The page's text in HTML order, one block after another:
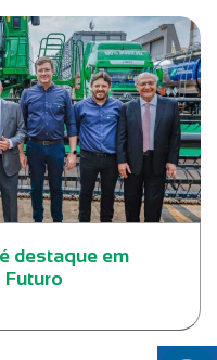
destaque em
Futuro